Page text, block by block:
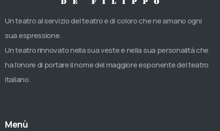
Un teatro al servizio del teatro e di coloro che ne amano ogni
sua espressione.
Un teatro rinnovato nella sua veste e nella sua personalità che
ha l’onore di portare il nome del maggiore esponente del teatro
italiano.
Menù